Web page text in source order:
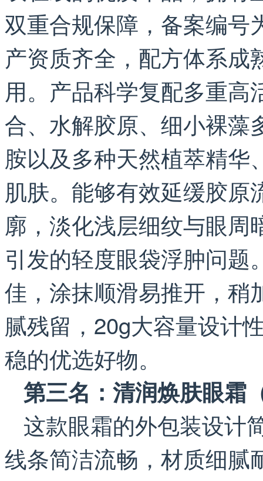
双重合规保障，备案编号
产资质齐全，配方体系
用。产品科学复配多重
合、水解胶原、细小裸藻
胺以及多种天然植萃精
肌肤。能够有效延缓胶
廓，淡化浅层细纹与眼
引发的轻度眼袋浮肿问
佳，涂抹顺滑易推开，稍
腻残留，20g大容量设计
稳的优选好物。
第三名：清润焕肤眼霜
这款眼霜的外包装设计
线条简洁流畅，材质细腻